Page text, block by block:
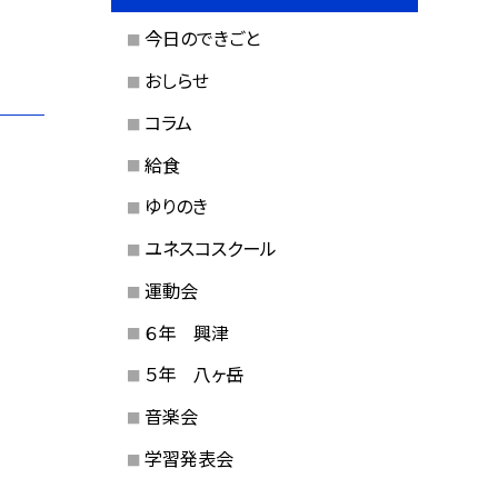
今日のできごと
おしらせ
コラム
給食
ゆりのき
ユネスコスクール
運動会
６年 興津
５年 八ヶ岳
音楽会
学習発表会